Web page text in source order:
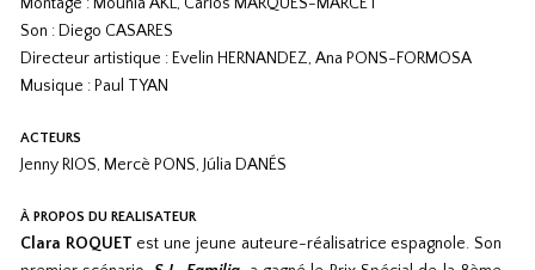
Son : Diego CASARES
Directeur artistique : Evelin HERNANDEZ, Ana PONS-FORMOSA
Musique : Paul TYAN
ACTEURS
Jenny RIOS, Mercè PONS, Júlia DANÉS
À PROPOS DU REALISATEUR
Clara ROQUET est une jeune auteure-réalisatrice espagnole. Son